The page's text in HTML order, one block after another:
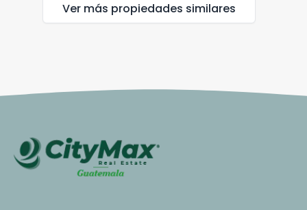
Ver más propiedades similares